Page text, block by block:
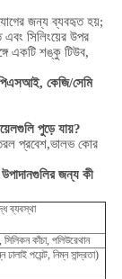
জন্য ব্যবহৃত হয়;
সিলিংয়ের উপর
একটি শঙ্কু টিউব,
কেজি/সেমি
পুড়ে যায়?
প্রবেশ,ভালভ কোর
উপাদানগুলির জন্য কী
ব্যবস্থা
সিলিকন কাঁচা, পলিউরেথান
পয়েন্ট, নিম্ন সান্দ্রতা)